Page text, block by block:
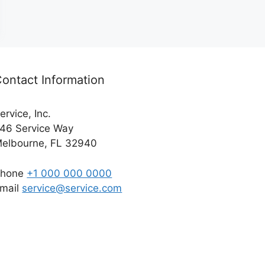
Information
Inc.
Service Way
FL 32940
+1 000 000 0000
service@service.com